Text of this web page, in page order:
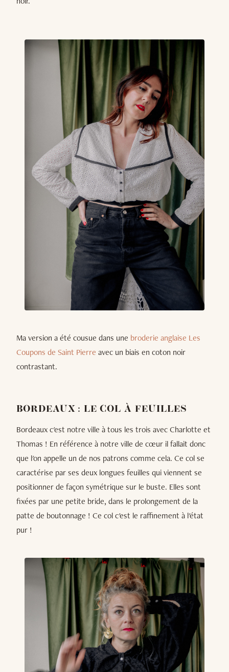
Ma version a été cousue dans une broderie anglaise Les
Coupons de Saint Pierre avec un biais en coton noir
contrastant.
BORDEAUX : LE COL À FEUILLES
Bordeaux c'est notre ville à tous les trois avec Charlotte et
Thomas ! En référence à notre ville de cœur il fallait donc
que l'on appelle un de nos patrons comme cela. Ce col se
caractérise par ses deux longues feuilles qui viennent se
positionner de façon symétrique sur le buste. Elles sont
fixées par une petite bride, dans le prolongement de la
patte de boutonnage ! Ce col c'est le raffinement à l'état
pur !